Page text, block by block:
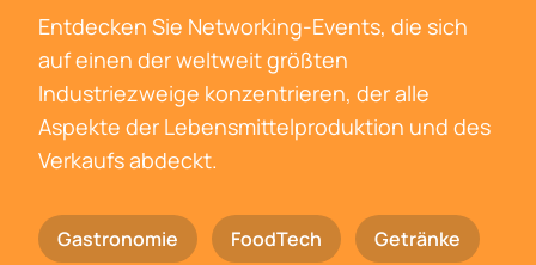
Entdecken Sie Networking-Events, die sich
auf einen der weltweit größten
Industriezweige konzentrieren, der alle
Aspekte der Lebensmittelproduktion und des
Verkaufs abdeckt.
Gastronomie FoodTech Getränke